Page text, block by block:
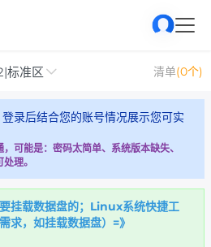
标准区 清单(0个)
登录后结合您的账号情况展示您可实
可能是：密码太简单、系统版本缺失、
理。
挂载数据盘的；Linux系统快捷工
求，如挂载数据盘）=》